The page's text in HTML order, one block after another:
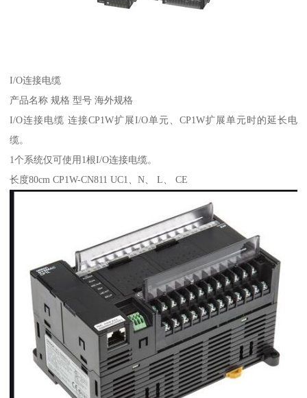
I/O连接电缆
产品名称 规格 型号 海外规格
I/O连接电缆 连接CP1W扩展I/O单元、CP1W扩展单元时的延长电
缆。
1个系统仅可使用1根I/O连接电缆。
长度80cm CP1W-CN811 UC1、N、 L、 CE